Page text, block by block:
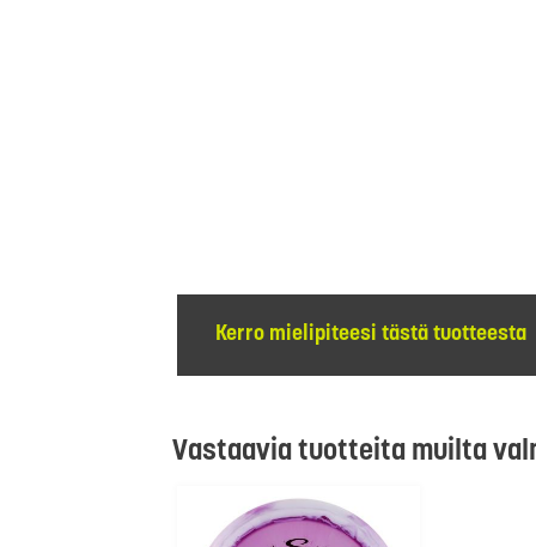
Kerro mielipiteesi tästä tuotteesta
Vastaavia tuotteita muilta